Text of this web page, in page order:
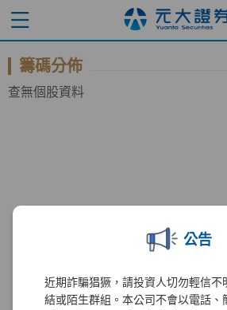
公告
近期詐騙猖獗，請投資人切勿輕信不
結或陌生群組。本公司不會以電話、
籌碼分佈
查無個股資料